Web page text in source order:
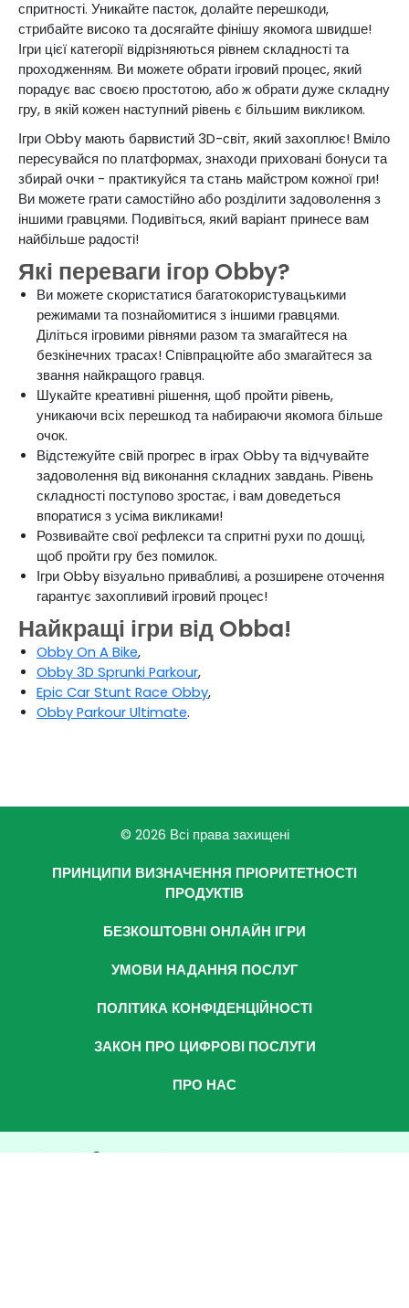
спритності. Уникайте пасток, долайте перешкоди,
стрибайте високо та досягайте фінішу якомога швидше!
Ігри цієї категорії відрізняються рівнем складності та
проходженням. Ви можете обрати ігровий процес, який
порадує вас своєю простотою, або ж обрати дуже складну
гру, в якій кожен наступний рівень є більшим викликом.
Ігри Obby мають барвистий 3D-світ, який захоплює! Вміло
пересувайся по платформах, знаходи приховані бонуси та
збирай очки - практикуйся та стань майстром кожної гри!
Ви можете грати самостійно або розділити задоволення з
іншими гравцями. Подивіться, який варіант принесе вам
найбільше радості!
Які переваги ігор Obby?
Ви можете скористатися багатокористувацькими
режимами та познайомитися з іншими гравцями.
Діліться ігровими рівнями разом та змагайтеся на
безкінечних трасах! Співпрацюйте або змагайтеся за
звання найкращого гравця.
Шукайте креативні рішення, щоб пройти рівень,
уникаючи всіх перешкод та набираючи якомога більше
очок.
Відстежуйте свій прогрес в іграх Obby та відчувайте
задоволення від виконання складних завдань. Рівень
складності поступово зростає, і вам доведеться
впоратися з усіма викликами!
Розвивайте свої рефлекси та спритні рухи по дошці,
щоб пройти гру без помилок.
Ігри Obby візуально привабливі, а розширене оточення
гарантує захопливий ігровий процес!
Найкращі ігри від Obba!
Obby On A Bike,
Obby 3D Sprunki Parkour,
Epic Car Stunt Race Obby,
Obby Parkour Ultimate.
© 2026 Всі права захищені
ПРИНЦИПИ ВИЗНАЧЕННЯ ПРІОРИТЕТНОСТІ
ПРОДУКТІВ
БЕЗКОШТОВНІ ОНЛАЙН ІГРИ
УМОВИ НАДАННЯ ПОСЛУГ
ПОЛІТИКА КОНФІДЕНЦІЙНОСТІ
ЗАКОН ПРО ЦИФРОВІ ПОСЛУГИ
ПРО НАС